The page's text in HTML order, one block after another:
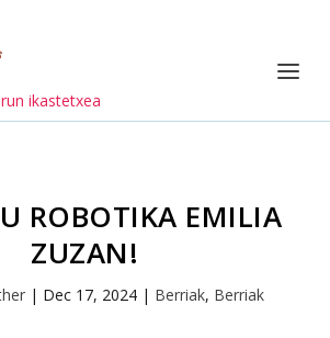
ikastetxea
ROBOTIKA EMILIA
ZUZAN!
| Dec 17, 2024 | Berriak, Berriak